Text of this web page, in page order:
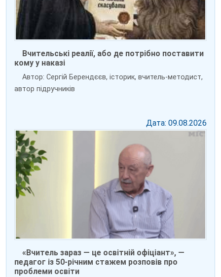
Вчительські реалії, або де потрібно поставити
кому у наказі
Автор: Сергій Берендєєв, історик, вчитель-методист,
автор підручників
Дата: 09.08.2026
«Вчитель зараз — це освітній офіціант», —
педагог із 50-річним стажем розповів про
проблеми освіти